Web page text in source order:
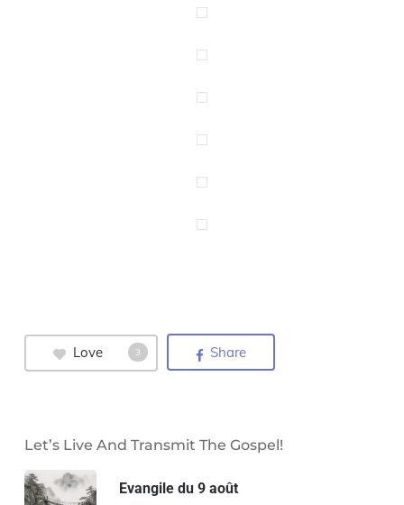
Love 3 Share
Let’s Live And Transmit The Gospel!
Evangile du 9 août